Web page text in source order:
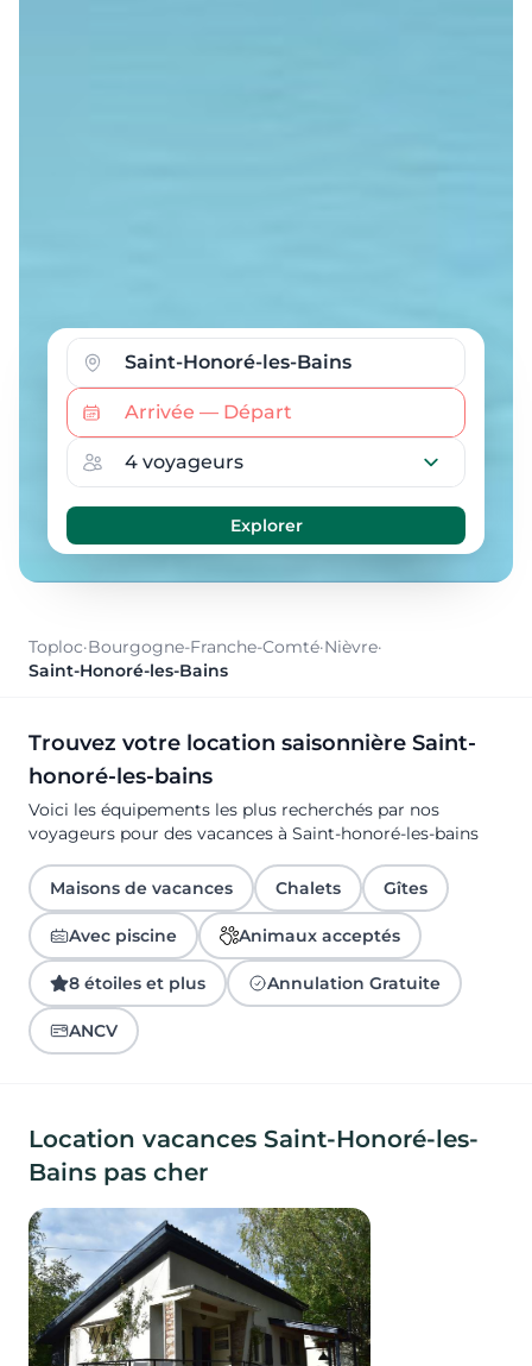
Toploc·Bourgogne-Franche-Comté·Nièvre·
Saint-Honoré-les-Bains
Trouvez votre location saisonnière Saint-
honoré-les-bains
Voici les équipements les plus recherchés par nos
voyageurs pour des vacances à Saint-honoré-les-bains
Maisons de vacances Chalets Gîtes
Avec piscine Animaux acceptés
8 étoiles et plus Annulation Gratuite
ANCV
Location vacances Saint-Honoré-les-
Bains pas cher